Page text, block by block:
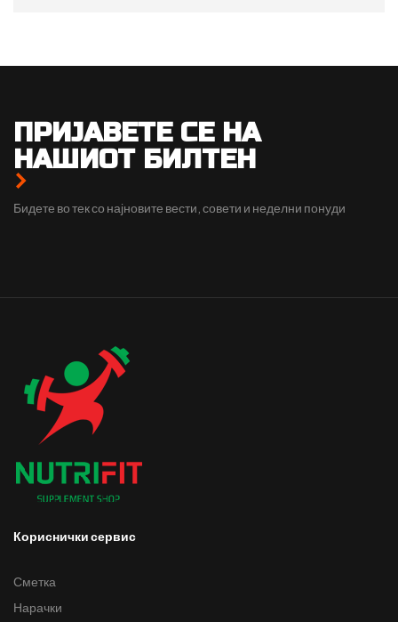
ПРИЈАВЕТЕ СЕ НА
НАШИОТ БИЛТЕН
Бидете во тек со најновите вести, совети и неделни понуди
Кориснички сервис
Сметка
Нарачки